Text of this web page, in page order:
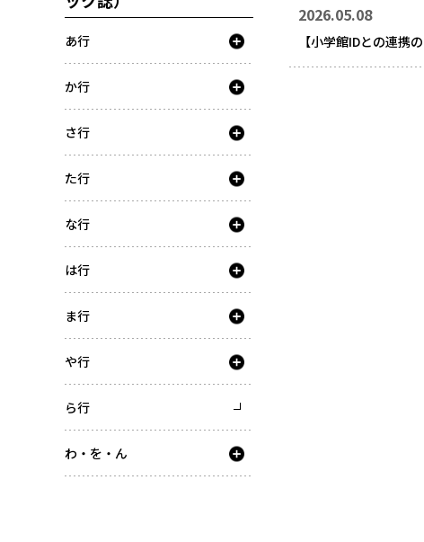
あ行
か行
さ行
た行
な行
は行
ま行
や行
ら行
わ・を・ん
2026.05.08
【小学館IDとの連携